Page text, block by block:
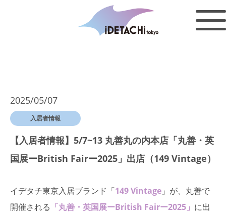
2025/05/07
入居者情報
【入居者情報】5/7~13 丸善丸の内本店「丸善・英
国展ーBritish Fairー2025」出店（149 Vintage）
イデタチ東京入居ブランド「149 Vintage 」が、丸善で
開催される 「丸善・英国展ーBritish Fairー2025」 に出